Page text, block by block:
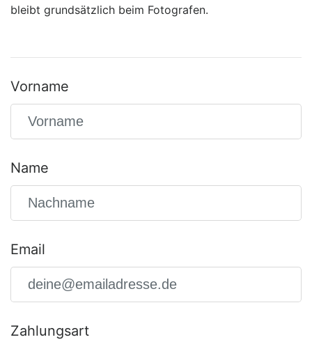
bleibt grundsätzlich beim Fotografen.
Vorname
Name
Email
Zahlungsart